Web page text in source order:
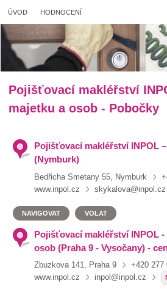
ÚVOD HODNOCENÍ
Pojišťovací makléřství
majetku a osob - Pobočky
Pojišťovací makléřství INPOL
(Nymburk)
Bedřicha Smetany 55, Nymburk
www.inpol.cz
skykalova@inpol.cz
NAVIGOVAT VOLAT
Pojišťovací makléřství INPOL
osob (Praha 9 - Vysočany) -
Zbuzkova 141, Praha 9
+420 277
www.inpol.cz
inpol@inpol.cz